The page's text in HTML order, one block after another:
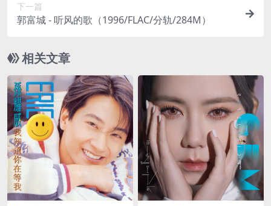
下一篇
郭富城 - 听风的歌（1996/FLAC/分轨/284M）
相关文章